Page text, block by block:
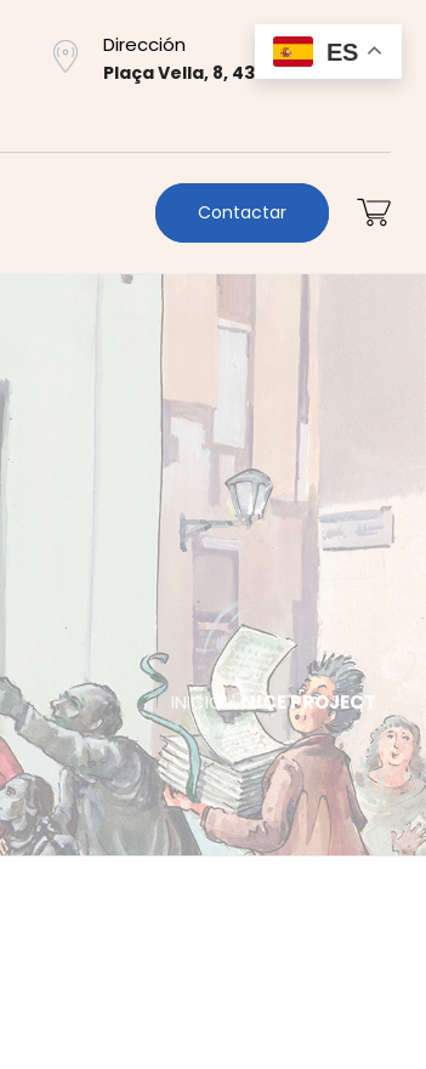
Dirección
Plaça Vella, 8, 43700 El Vendrell
Contactar
INICIO » NICE PROJECT
ES